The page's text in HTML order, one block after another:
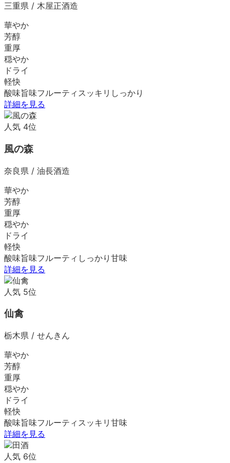
三重県 / 木屋正酒造
華やか
芳醇
重厚
穏やか
ドライ
軽快
酸味旨味フルーティ スッキリ しっかり
詳細を見る
人気 4位
風の森
奈良県 / 油長酒造
華やか
芳醇
重厚
穏やか
ドライ
軽快
酸味旨味フルーティ しっかり 甘味
詳細を見る
人気 5位
仙禽
栃木県 / せんきん
華やか
芳醇
重厚
穏やか
ドライ
軽快
酸味旨味フルーティ スッキリ 甘味
詳細を見る
人気 6位